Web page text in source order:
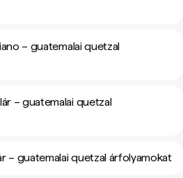
– guatemalai quetzal
– guatemalai quetzal
– guatemalai quetzal árfolyamokat